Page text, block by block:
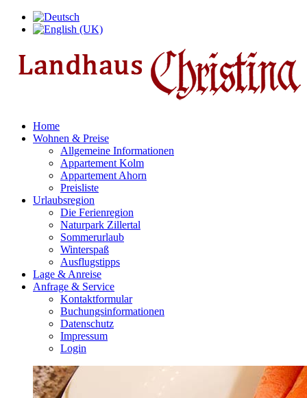
Home
Wohnen & Preise
Allgemeine Informationen
Appartement Kolm
Appartement Ahorn
Preisliste
Urlaubsregion
Die Ferienregion
Naturpark Zillertal
Sommerurlaub
Winterspaß
Ausflugstipps
Lage & Anreise
Anfrage & Service
Kontaktformular
Buchungsinformationen
Datenschutz
Impressum
Login